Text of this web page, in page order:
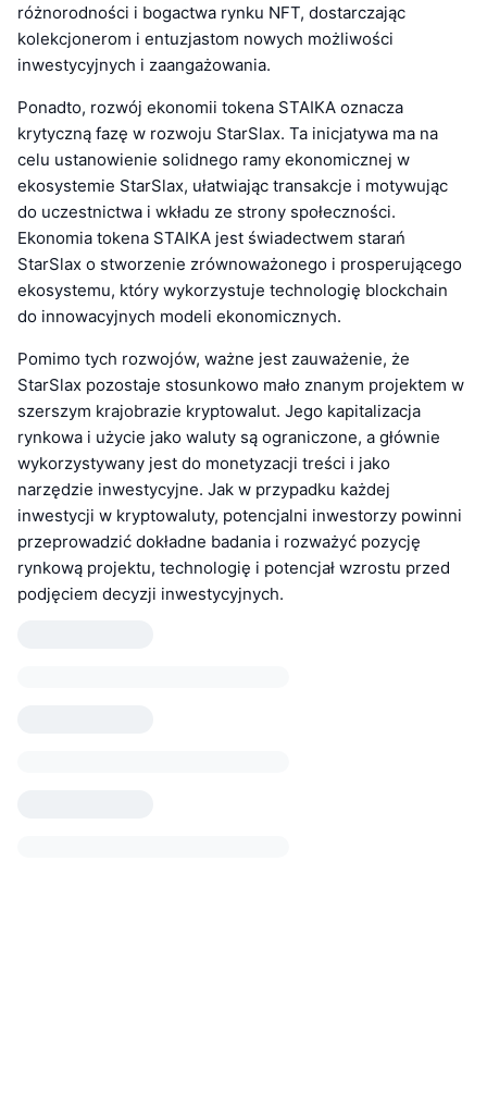
różnorodności i bogactwa rynku NFT, dostarczając
kolekcjonerom i entuzjastom nowych możliwości
inwestycyjnych i zaangażowania.
Ponadto, rozwój ekonomii tokena STAIKA oznacza
krytyczną fazę w rozwoju StarSlax. Ta inicjatywa ma na
celu ustanowienie solidnego ramy ekonomicznej w
ekosystemie StarSlax, ułatwiając transakcje i motywując
do uczestnictwa i wkładu ze strony społeczności.
Ekonomia tokena STAIKA jest świadectwem starań
StarSlax o stworzenie zrównoważonego i prosperującego
ekosystemu, który wykorzystuje technologię blockchain
do innowacyjnych modeli ekonomicznych.
Pomimo tych rozwojów, ważne jest zauważenie, że
StarSlax pozostaje stosunkowo mało znanym projektem w
szerszym krajobrazie kryptowalut. Jego kapitalizacja
rynkowa i użycie jako waluty są ograniczone, a głównie
wykorzystywany jest do monetyzacji treści i jako
narzędzie inwestycyjne. Jak w przypadku każdej
inwestycji w kryptowaluty, potencjalni inwestorzy powinni
przeprowadzić dokładne badania i rozważyć pozycję
rynkową projektu, technologię i potencjał wzrostu przed
podjęciem decyzji inwestycyjnych.